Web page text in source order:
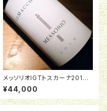
メッソリオIGTトスカーナ2018
レ・マッキオーレ〈16731〉
¥44,000